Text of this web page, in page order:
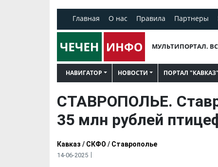
Главная О нас Правила Партнеры
МУЛЬТИПОРТАЛ.
НАВИГАТОР НОВОСТИ ПОРТАЛ "КАВКАЗ"
СТАВРОПОЛЬЕ.
35 млн рублей
Кавказ / СКФО / Ставрополье
14-06-2025